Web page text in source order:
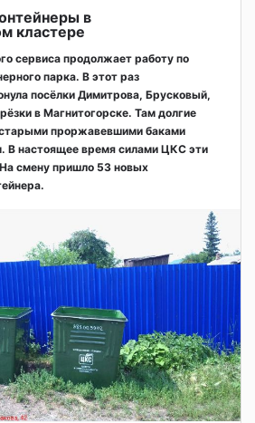
в
кластере
сервиса продолжает работу по
парка. В этот раз
посёлки Димитрова, Брусковый,
в Магнитогорске. Там долгие
проржавевшими баками
В настоящее время силами ЦКС эти
смену пришло 53 новых